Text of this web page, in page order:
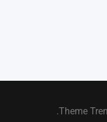
Theme
.